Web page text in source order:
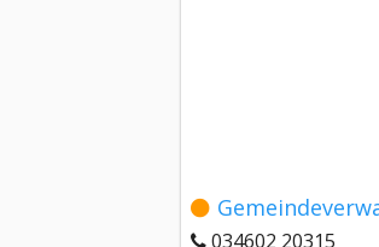
034602 20315